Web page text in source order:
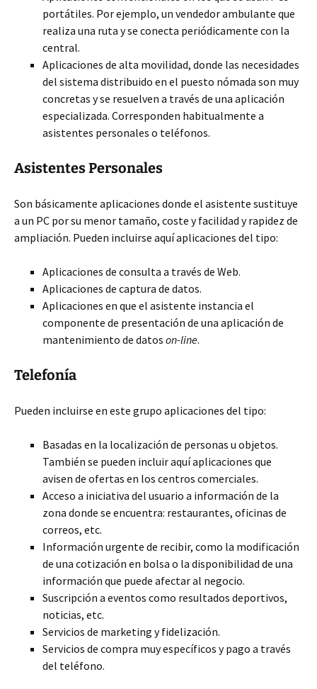
portátiles. Por ejemplo, un vendedor ambulante que
realiza una ruta y se conecta periódicamente con la
central.
Aplicaciones de alta movilidad, donde las necesidades
del sistema distribuido en el puesto nómada son muy
concretas y se resuelven a través de una aplicación
especializada. Corresponden habitualmente a
asistentes personales o teléfonos.
Asistentes Personales
Son básicamente aplicaciones donde el asistente sustituye
a un PC por su menor tamaño, coste y facilidad y rapidez de
ampliación. Pueden incluirse aquí aplicaciones del tipo:
Aplicaciones de consulta a través de Web.
Aplicaciones de captura de datos.
Aplicaciones en que el asistente instancia el
componente de presentación de una aplicación de
mantenimiento de datos on-line.
Telefonía
Pueden incluirse en este grupo aplicaciones del tipo:
Basadas en la localización de personas u objetos.
También se pueden incluir aquí aplicaciones que
avisen de ofertas en los centros comerciales.
Acceso a iniciativa del usuario a información de la
zona donde se encuentra: restaurantes, oficinas de
correos, etc.
Información urgente de recibir, como la modificación
de una cotización en bolsa o la disponibilidad de una
información que puede afectar al negocio.
Suscripción a eventos como resultados deportivos,
noticias, etc.
Servicios de marketing y fidelización.
Servicios de compra muy específicos y pago a través
del teléfono.